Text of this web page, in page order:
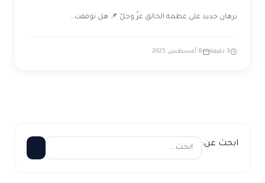
برهان جديد على عظمة الخالق عزّ وجلّ 📌 هل توقفت…
8 أغسطس 2025
ابحث عن: